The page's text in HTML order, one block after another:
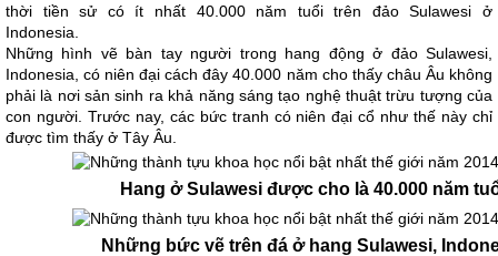
thời tiền sử có ít nhất 40.000 năm tuổi trên đảo Sulawesi ở
Indonesia.
Những hình vẽ bàn tay người trong hang động ở đảo Sulawesi,
Indonesia, có niên đại cách đây 40.000 năm cho thấy châu Âu không
phải là nơi sản sinh ra khả năng sáng tạo nghệ thuật trừu tượng của
con người. Trước nay, các bức tranh có niên đại cổ như thế này chỉ
được tìm thấy ở Tây Âu.
Hang ở Sulawesi được cho là 40.000 năm
Những bức vẽ trên đá ở hang Sulawesi,